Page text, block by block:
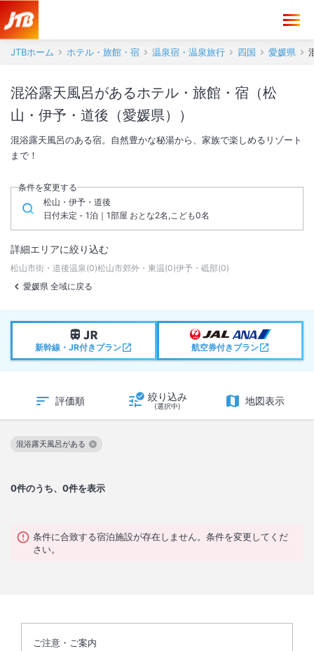
JTBホーム ホテル・旅館・宿 温泉宿・温泉旅行 四国 愛媛県
混浴露天風呂があるホテル・旅館・宿（松
山・伊予・道後（愛媛県））
混浴露天風呂のある宿。自然豊かな秘湯から、家族で楽しめるリゾート
まで！
条件を変更する
松山・伊予・道後
日付未定 - 1泊｜1部屋 おとな2名,こども0名
詳細エリアに絞り込む
松山市街・道後温泉(0)松山市郊外・東温(0)伊予・砥部(0)
愛媛県 全域に戻る
新幹線・JR付きプラン 航空券付きプラン
評価順 絞り込み
(選択中) 地図表示
0件のうち、0件を表示
混浴露天風呂がある
この絞り込み条件を解除
条件に合致する宿泊施設が存在しません。条件を変更してくだ
さい。
ご注意・ご案内